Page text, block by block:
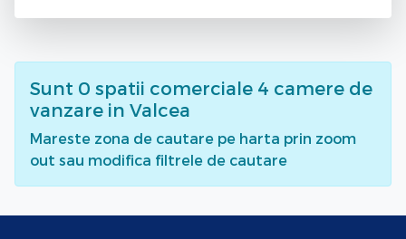
Sunt 0 spatii comerciale 4 camere de
vanzare in Valcea
Mareste zona de cautare pe harta prin zoom
out sau modifica filtrele de cautare